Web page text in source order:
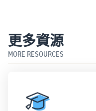
更多資源
MORE RESOURCES